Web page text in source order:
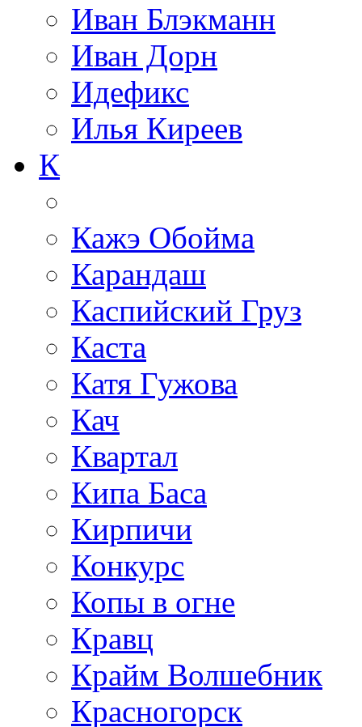
Иван Блэкманн
Иван Дорн
Идефикс
Илья Киреев
К
Кажэ Обойма
Карандаш
Каспийский Груз
Каста
Катя Гужова
Кач
Квартал
Кипа Баса
Кирпичи
Конкурс
Копы в огне
Кравц
Крайм Волшебник
Красногорск